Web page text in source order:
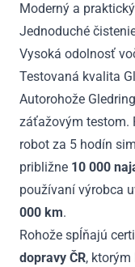
Moderný a
Jednoduché
Vysoká odolnosť
Testovaná kvalita
Autorohože
záťažovým testom.
robot za 5 hodín
približne 10 000
používaní výrobca
000 km.
Rohože spĺňajú
dopravy ČR,